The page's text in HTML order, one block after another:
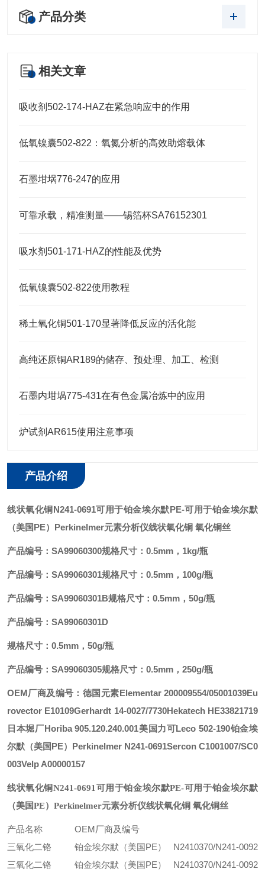
产品分类
相关文章
吸收剂502-174-HAZ在紧急响应中的作用
低氧镍囊502-822：氧氮分析的高效助熔载体
石墨坩埚776-247的应用
可靠承载，精准测量——锡箔杯SA76152301
吸水剂501-171-HAZ的性能及优势
低氧镍囊502-822使用教程
稀土氧化铜501-170显著降低反应的活化能
高纯还原铜AR189的储存、预处理、加工、检测
石墨内坩埚775-431在有色金属冶炼中的应用
炉试剂AR615使用注意事项
产品介绍
线状氧化铜N241-0691可用于铂金埃尔默PE-可用于铂金埃尔默
（美国PE）Perkinelmer元素分析仪线状氧化铜 氧化铜丝
产品编号：SA99060300规格尺寸：0.5mm，1kg/瓶
产品编号：SA99060301规格尺寸：0.5mm，100g/瓶
产品编号：SA99060301B规格尺寸：0.5mm，50g/瓶
产品编号：SA99060301D
规格尺寸：0.5mm，50g/瓶
产品编号：SA99060305规格尺寸：0.5mm，250g/瓶
OEM厂商及编号： 德国元素Elementar 200009554/05001039Eu
rovector E10109Gerhardt 14-0027/7730Hekatech HE33821719
日本堀厂Horiba 905.120.240.001美国力可Leco 502-190铂金埃
尔默（美国PE）Perkinelmer N241-0691Sercon C1001007/SC0
003Velp A00000157
线状氧化铜N241-0691可用于铂金埃尔默PE-可用于铂金埃尔默
（美国PE）Perkinelmer元素分析仪线状氧化铜 氧化铜丝
产品名称
OEM厂商及编号
三氧化二铬
铂金埃尔默（美国PE） N2410370/N241-0092
三氧化二铬
铂金埃尔默（美国PE） N2410370/N241-0092